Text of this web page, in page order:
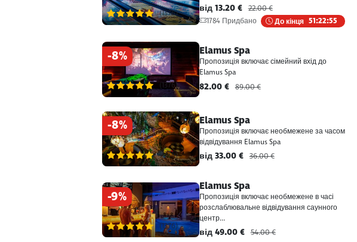
(1376) від 13.20 € 22.00 €
1784 Придбано
До кінця 51:22:55
-8%
(1376)
Elamus Spa
Пропозиція включає сімейний вхід до
Elamus Spa
82.00 € 89.00 €
-8%
(1376)
Elamus Spa
Пропозиція включає необмежене за часом
відвідування Elamus Spa
від 33.00 € 36.00 €
-9%
(1376)
Elamus Spa
Пропозиція включає необмежене в часі
розслаблювальне відвідування саунного
центр...
від 49.00 € 54.00 €